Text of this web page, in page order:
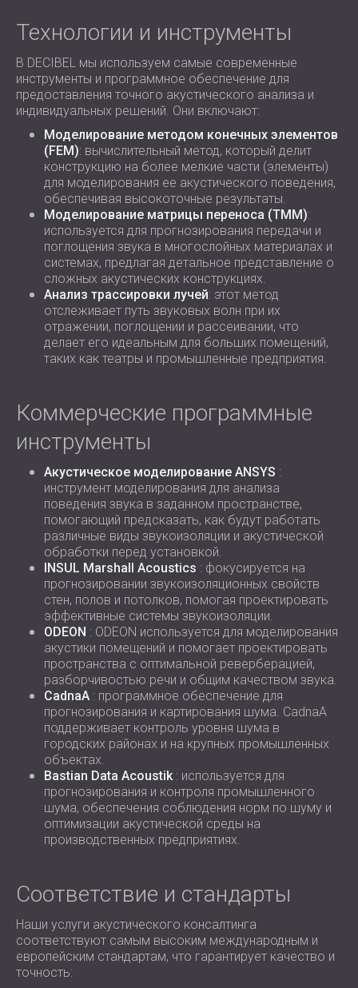
Технологии и инструменты
В DECIBEL мы используем самые современные
инструменты и программное обеспечение для
предоставления точного акустического анализа и
индивидуальных решений. Они включают:
Моделирование методом конечных элементов
(FEM): вычислительный метод, который делит
конструкцию на более мелкие части (элементы)
для моделирования ее акустического поведения,
обеспечивая высокоточные результаты.
Моделирование матрицы переноса (TMM):
используется для прогнозирования передачи и
поглощения звука в многослойных материалах и
системах, предлагая детальное представление о
сложных акустических конструкциях.
Анализ трассировки лучей: этот метод
отслеживает путь звуковых волн при их
отражении, поглощении и рассеивании, что
делает его идеальным для больших помещений,
таких как театры и промышленные предприятия.
Коммерческие программные
инструменты
Акустическое моделирование ANSYS :
инструмент моделирования для анализа
поведения звука в заданном пространстве,
помогающий предсказать, как будут работать
различные виды звукоизоляции и акустической
обработки перед установкой.
INSUL Marshall Acoustics : фокусируется на
прогнозировании звукоизоляционных свойств
стен, полов и потолков, помогая проектировать
эффективные системы звукоизоляции.
ODEON : ODEON используется для моделирования
акустики помещений и помогает проектировать
пространства с оптимальной реверберацией,
разборчивостью речи и общим качеством звука.
CadnaA : программное обеспечение для
прогнозирования и картирования шума. CadnaA
поддерживает контроль уровня шума в
городских районах и на крупных промышленных
объектах.
Bastian Data Acoustik: используется для
прогнозирования и контроля промышленного
шума, обеспечения соблюдения норм по шуму и
оптимизации акустической среды на
производственных предприятиях.
Соответствие и стандарты
Наши услуги акустического консалтинга
соответствуют самым высоким международным и
европейским стандартам, что гарантирует качество и
точность: